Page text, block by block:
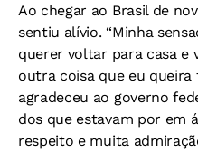
Ao chegar ao Brasil de
sentiu alívio. “Minha
querer voltar para casa e
outra coisa que eu queira
agradeceu ao governo
dos que estavam por em
respeito e muita